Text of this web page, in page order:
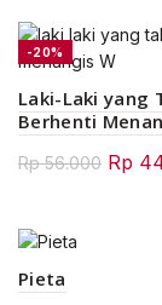
Rp
-20%
Laki-Laki yang
Berhenti
Rp56.000 Rp
Pieta